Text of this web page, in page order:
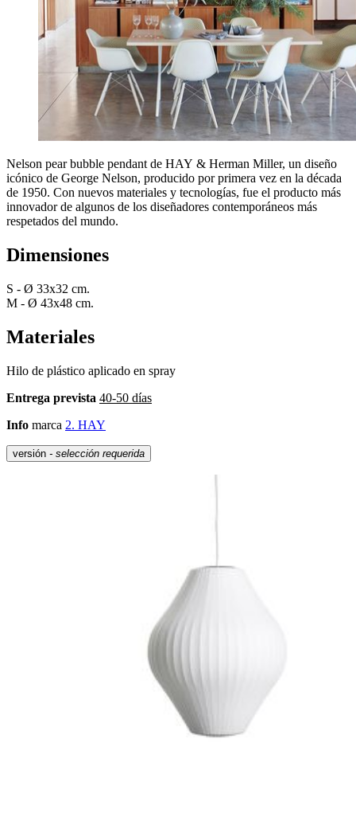
Nelson pear bubble pendant de HAY & Herman Miller, un diseño
icónico de George Nelson, producido por primera vez en la década
de 1950. Con nuevos materiales y tecnologías, fue el producto más
innovador de algunos de los diseñadores contemporáneos más
respetados del mundo.
Dimensiones
S - Ø 33x32 cm.
M - Ø 43x48 cm.
Materiales
Hilo de plástico aplicado en spray
Entrega prevista 40-50 días
Info marca 2. HAY
versión - selección requerida